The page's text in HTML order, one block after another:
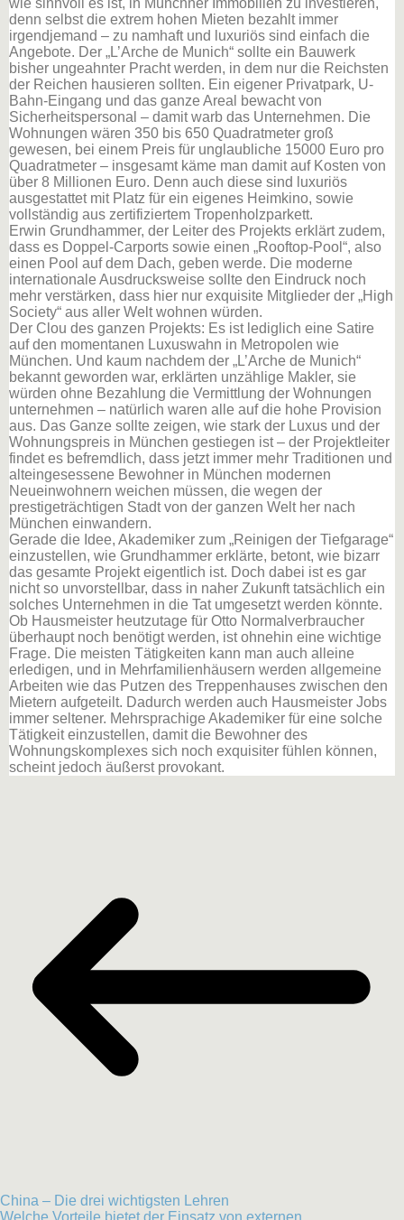
wie sinnvoll es ist, in Münchner Immobilien zu investieren,
denn selbst die extrem hohen Mieten bezahlt immer
irgendjemand – zu namhaft und luxuriös sind einfach die
Angebote. Der „L’Arche de Munich“ sollte ein Bauwerk
bisher ungeahnter Pracht werden, in dem nur die Reichsten
der Reichen hausieren sollten. Ein eigener Privatpark, U-
Bahn-Eingang und das ganze Areal bewacht von
Sicherheitspersonal – damit warb das Unternehmen. Die
Wohnungen wären 350 bis 650 Quadratmeter groß
gewesen, bei einem Preis für unglaubliche 15000 Euro pro
Quadratmeter – insgesamt käme man damit auf Kosten von
über 8 Millionen Euro. Denn auch diese sind luxuriös
ausgestattet mit Platz für ein eigenes Heimkino, sowie
vollständig aus zertifiziertem Tropenholzparkett.
Erwin Grundhammer, der Leiter des Projekts erklärt zudem,
dass es Doppel-Carports sowie einen „Rooftop-Pool“, also
einen Pool auf dem Dach, geben werde. Die moderne
internationale Ausdrucksweise sollte den Eindruck noch
mehr verstärken, dass hier nur exquisite Mitglieder der „High
Society“ aus aller Welt wohnen würden.
Der Clou des ganzen Projekts: Es ist lediglich eine Satire
auf den momentanen Luxuswahn in Metropolen wie
München. Und kaum nachdem der „L’Arche de Munich“
bekannt geworden war, erklärten unzählige Makler, sie
würden ohne Bezahlung die Vermittlung der Wohnungen
unternehmen – natürlich waren alle auf die hohe Provision
aus. Das Ganze sollte zeigen, wie stark der Luxus und der
Wohnungspreis in München gestiegen ist – der Projektleiter
findet es befremdlich, dass jetzt immer mehr Traditionen und
alteingesessene Bewohner in München modernen
Neueinwohnern weichen müssen, die wegen der
prestigeträchtigen Stadt von der ganzen Welt her nach
München einwandern.
Gerade die Idee, Akademiker zum „Reinigen der Tiefgarage“
einzustellen, wie Grundhammer erklärte, betont, wie bizarr
das gesamte Projekt eigentlich ist. Doch dabei ist es gar
nicht so unvorstellbar, dass in naher Zukunft tatsächlich ein
solches Unternehmen in die Tat umgesetzt werden könnte.
Ob Hausmeister heutzutage für Otto Normalverbraucher
überhaupt noch benötigt werden, ist ohnehin eine wichtige
Frage. Die meisten Tätigkeiten kann man auch alleine
erledigen, und in Mehrfamilienhäusern werden allgemeine
Arbeiten wie das Putzen des Treppenhauses zwischen den
Mietern aufgeteilt. Dadurch werden auch Hausmeister Jobs
immer seltener. Mehrsprachige Akademiker für eine solche
Tätigkeit einzustellen, damit die Bewohner des
Wohnungskomplexes sich noch exquisiter fühlen können,
scheint jedoch äußerst provokant.
China – Die drei wichtigsten Lehren